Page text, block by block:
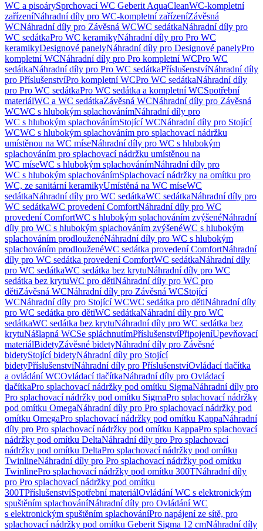
WC a pisoárySprchovací WC Geberit AquaCleanWC-kompletní
zařízeníNáhradní díly pro WC-kompletní zařízeníZávěsná
WCNáhradní díly pro Závěsná WCWC sedátkaNáhradní díly pro
WC sedátkaPro WC keramikyNáhradní díly pro Pro WC
keramikyDesignové panelyNáhradní díly pro Designové panelyPro
kompletní WCNáhradní díly pro Pro kompletní WCPro WC
sedátkaNáhradní díly pro Pro WC sedátkaPříslušenstvíNáhradní díly
pro PříslušenstvíPro kompletní WCPro WC sedátkaNáhradní díly
pro Pro WC sedátkaPro WC sedátka a kompletní WCSpotřební
materiálWC a WC sedátkaZávěsná WCNáhradní díly pro Závěsná
WCWC s hlubokým splachovánímNáhradní díly pro
WC s hlubokým splachovánímStojící WCNáhradní díly pro Stojící
WCWC s hlubokým splachováním pro splachovací nádržku
umístěnou na WC míseNáhradní díly pro WC s hlubokým
splachováním pro splachovací nádržku umístěnou na
WC míseWC s hlubokým splachovánímNáhradní díly pro
WC s hlubokým splachovánímSplachovací nádržky na omítku pro
WC, ze sanitární keramikyUmístěná na WC míseWC
sedátkaNáhradní díly pro WC sedátkaWC sedátkaNáhradní díly pro
WC sedátkaWC provedení ComfortNáhradní díly pro WC
provedení ComfortWC s hlubokým splachováním zvýšenéNáhradní
díly pro WC s hlubokým splachováním zvýšenéWC s hlubokým
splachováním prodlouženéNáhradní díly pro WC s hlubokým
splachováním prodlouženéWC sedátka provedení ComfortNáhradní
díly pro WC sedátka provedení ComfortWC sedátkaNáhradní díly
pro WC sedátkaWC sedátka bez krytuNáhradní díly pro WC
sedátka bez krytuWC pro dětiNáhradní díly pro WC pro
dětiZávěsná WCNáhradní díly pro Závěsná WCStojící
WCNáhradní díly pro Stojící WCWC sedátka pro dětiNáhradní díly
pro WC sedátka pro dětiWC sedátkaNáhradní díly pro WC
sedátkaWC sedátka bez krytuNáhradní díly pro WC sedátka bez
krytuNášlapná WCSe spláchnutímPříslušenstvíPřipojeníUpevňovací
materiálBidetyZávěsné bidetyNáhradní díly pro Závěsné
bidetyStojící bidetyNáhradní díly pro Stojící
bidetyPříslušenstvíNáhradní díly pro PříslušenstvíOvládací tlačítka
a ovládání WCOvládací tlačítkaNáhradní díly pro Ovládací
tlačítkaPro splachovací nádržky pod omítku SigmaNáhradní díly pro
Pro splachovací nádržky pod omítku SigmaPro splachovací nádržky
pod omítku OmegaNáhradní díly pro Pro splachovací nádržky pod
omítku OmegaPro splachovací nádržky pod omítku KappaNáhradní
díly pro Pro splachovací nádržky pod omítku KappaPro splachovací
nádržky pod omítku DeltaNáhradní díly pro Pro splachovací
nádržky pod omítku DeltaPro splachovací nádržky pod omítku
TwinlineNáhradní díly pro Pro splachovací nádržky pod omítku
TwinlinePro splachovací nádržky pod omítku 300TNáhradní díly
pro Pro splachovací nádržky pod omítku
300TPříslušenstvíSpotřební materiálOvládání WC s elektronickým
spuštěním splachováníNáhradní díly pro Ovládání WC
s elektronickým spuštěním splachováníPro napájení ze sítě, pro
splachovací nádržky pod omítku Geberit Sigma 12 cmNáhradní díly